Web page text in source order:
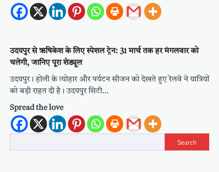
उदयपुर से ऋषिकेश के लिए स्पेशल ट्रेन: 31 मार्च तक हर मंगलवार को
चलेगी, जानिए पूरा शेड्यूल
उदयपुर। होली के त्योहार और पर्यटन सीजन को देखते हुए रेलवे ने यात्रियों
को बड़ी राहत दी है। उदयपुर सिटी…
Spread the love
Search